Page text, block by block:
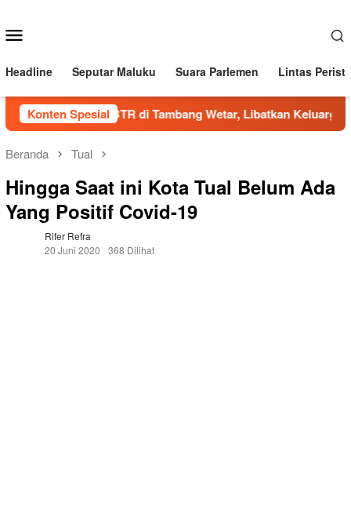
konten
Headline Seputar Maluku Suara Parlemen Lintas
Konten Spesial
Visit BKP-BTR di Tambang Wetar, Libatkan Keluarga
Beranda Tual
Hingga Saat ini Kota Tual Belum Ada
Yang Positif Covid-19
Rifer Refra
20 Juni 2020
368 Dilihat